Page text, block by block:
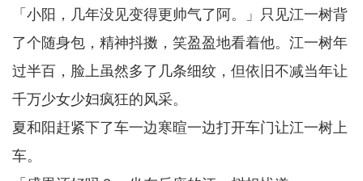
「小阳，几年没见变得更帅气了阿。」只见江一树背
了个随身包，精神抖擞，笑盈盈地看着他。江一树年
过半百，脸上虽然多了几条细纹，但依旧不减当年让
千万少女少妇疯狂的风采。
夏和阳赶紧下了车一边寒暄一边打开车门让江一树上
车。